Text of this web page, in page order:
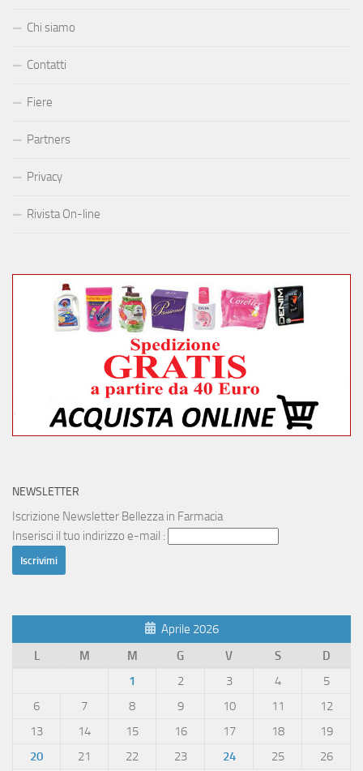
Chi siamo
Contatti
Fiere
Partners
Privacy
Rivista On-line
NEWSLETTER
Iscrizione Newsletter Bellezza in Farmacia
Inserisci il tuo indirizzo e-mail :
Aprile 2026
L
M M G V S
D
1
2 3 4
5
6
7 8 9 10 11
12
13
14 15 16 17 18
19
20
21 22 23 24 25
26